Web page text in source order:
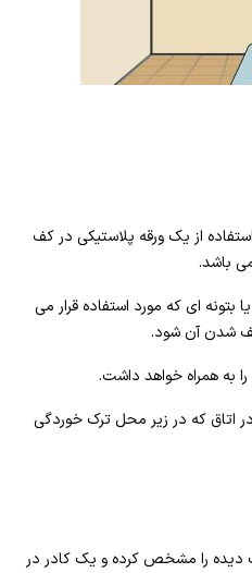
از یک ورقه پلاستیکی در کف
باشد.
ای که مورد استفاده قرار می
شدن آن شود.
به همراه خواهد داشت.
اتاق که در زیر محل ترک خوردگی
دیده را مشخص کرده و یک کادر در